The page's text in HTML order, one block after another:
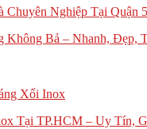
Không Bả – Nhanh, Đẹp,
Tại TP.HCM – Uy Tín,